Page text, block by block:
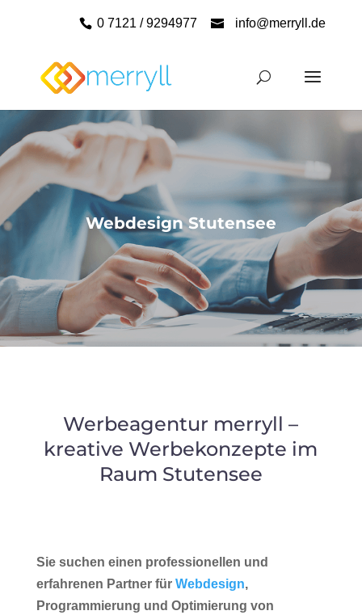
0 7121 / 9294977 info@merryll.de
Webdesign Stutensee
Werbeagentur merryll –
kreative Werbekonzepte im
Raum Stutensee
Sie suchen einen professionellen und
erfahrenen Partner für Webdesign,
Programmierung und Optimierung von